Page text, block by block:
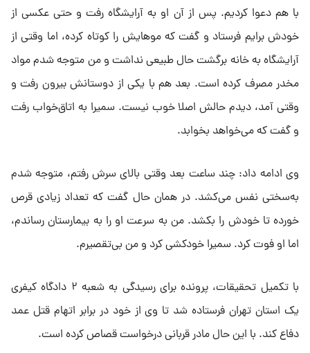
با هم دعوا کردیم. پس از آن او به آرایشگاه رفت و حتی عکسی از
خودش برایم فرستاد و گفت که موهایش را کوتاه کرده، اما وقتی از
آرایشگاه به خانه برگشت حال طبیعی نداشت و من متوجه شدم مواد
مخدر مصرف کرده است. بعد هم با یکی از دوستانش بیرون رفت و
وقتی آمد، دیدم حالش اصلا خوب نیست. سمیرا به اتاق‌خواب رفت
و گفت که می‌خواهد بخوابد.
وی ادامه داد: چند ساعت بعد وقتی بالای سرش رفتم، متوجه شدم
به‌سختی نفس می‌کشد. در همان حال گفت که تعداد زیادی قرص
خورده تا خودش را بکشد. من به سرعت او را به بیمارستان رساندم،
اما او فوت کرد. سمیرا خودکشی کرد و من بی‌تقصیرم.
با تکمیل تحقیقات، پرونده برای رسیدگی به شعبه ۲ دادگاه کیفری
یک استان تهران فرستاده شد تا وی از خود در برابر اتهام قتل عمد
دفاع کند. با این حال مادر قربانی درخواست قصاص کرده است.